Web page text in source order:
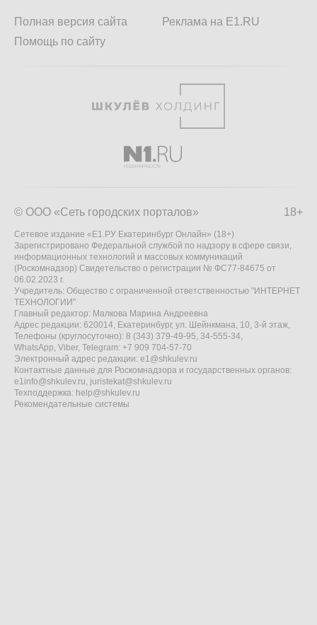
Полная версия сайта
Помощь по сайту
Реклама на E1.RU
18+
© ООО «Сеть городских порталов»
Сетевое издание «Е1.РУ Екатеринбург Онлайн» (18+)
Зарегистрировано Федеральной службой по надзору в сфере связи,
информационных технологий и массовых коммуникаций
(Роскомнадзор) Свидетельство о регистрации № ФС77-84675 от
06.02.2023 г.
Учредитель: Общество с ограниченной ответственностью "ИНТЕРНЕТ
ТЕХНОЛОГИИ"
Главный редактор: Малкова Марина Андреевна
Адрес редакции: 620014, Екатеринбург, ул. Шейнкмана, 10, 3-й этаж,
Телефоны (круглосуточно): 8 (343) 379-49-95, 34-555-34,
WhatsApp, Viber, Telegram: +7 909 704-57-70
Электронный адрес редакции: e1@shkulev.ru
Контактные данные для Роскомнадзора и государственных органов:
e1info@shkulev.ru, juristekat@shkulev.ru
Техподдержка: help@shkulev.ru
Рекомендательные системы